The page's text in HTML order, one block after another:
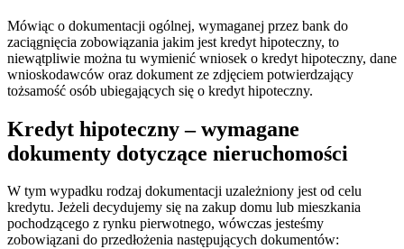
Mówiąc o dokumentacji ogólnej, wymaganej przez bank do
zaciągnięcia zobowiązania jakim jest kredyt hipoteczny, to
niewątpliwie można tu wymienić wniosek o kredyt hipoteczny, dane
wnioskodawców oraz dokument ze zdjęciem potwierdzający
tożsamość osób ubiegających się o kredyt hipoteczny.
Kredyt hipoteczny – wymagane
dokumenty dotyczące nieruchomości
W tym wypadku rodzaj dokumentacji uzależniony jest od celu
kredytu. Jeżeli decydujemy się na zakup domu lub mieszkania
pochodzącego z rynku pierwotnego, wówczas jesteśmy
zobowiązani do przedłożenia następujących dokumentów: